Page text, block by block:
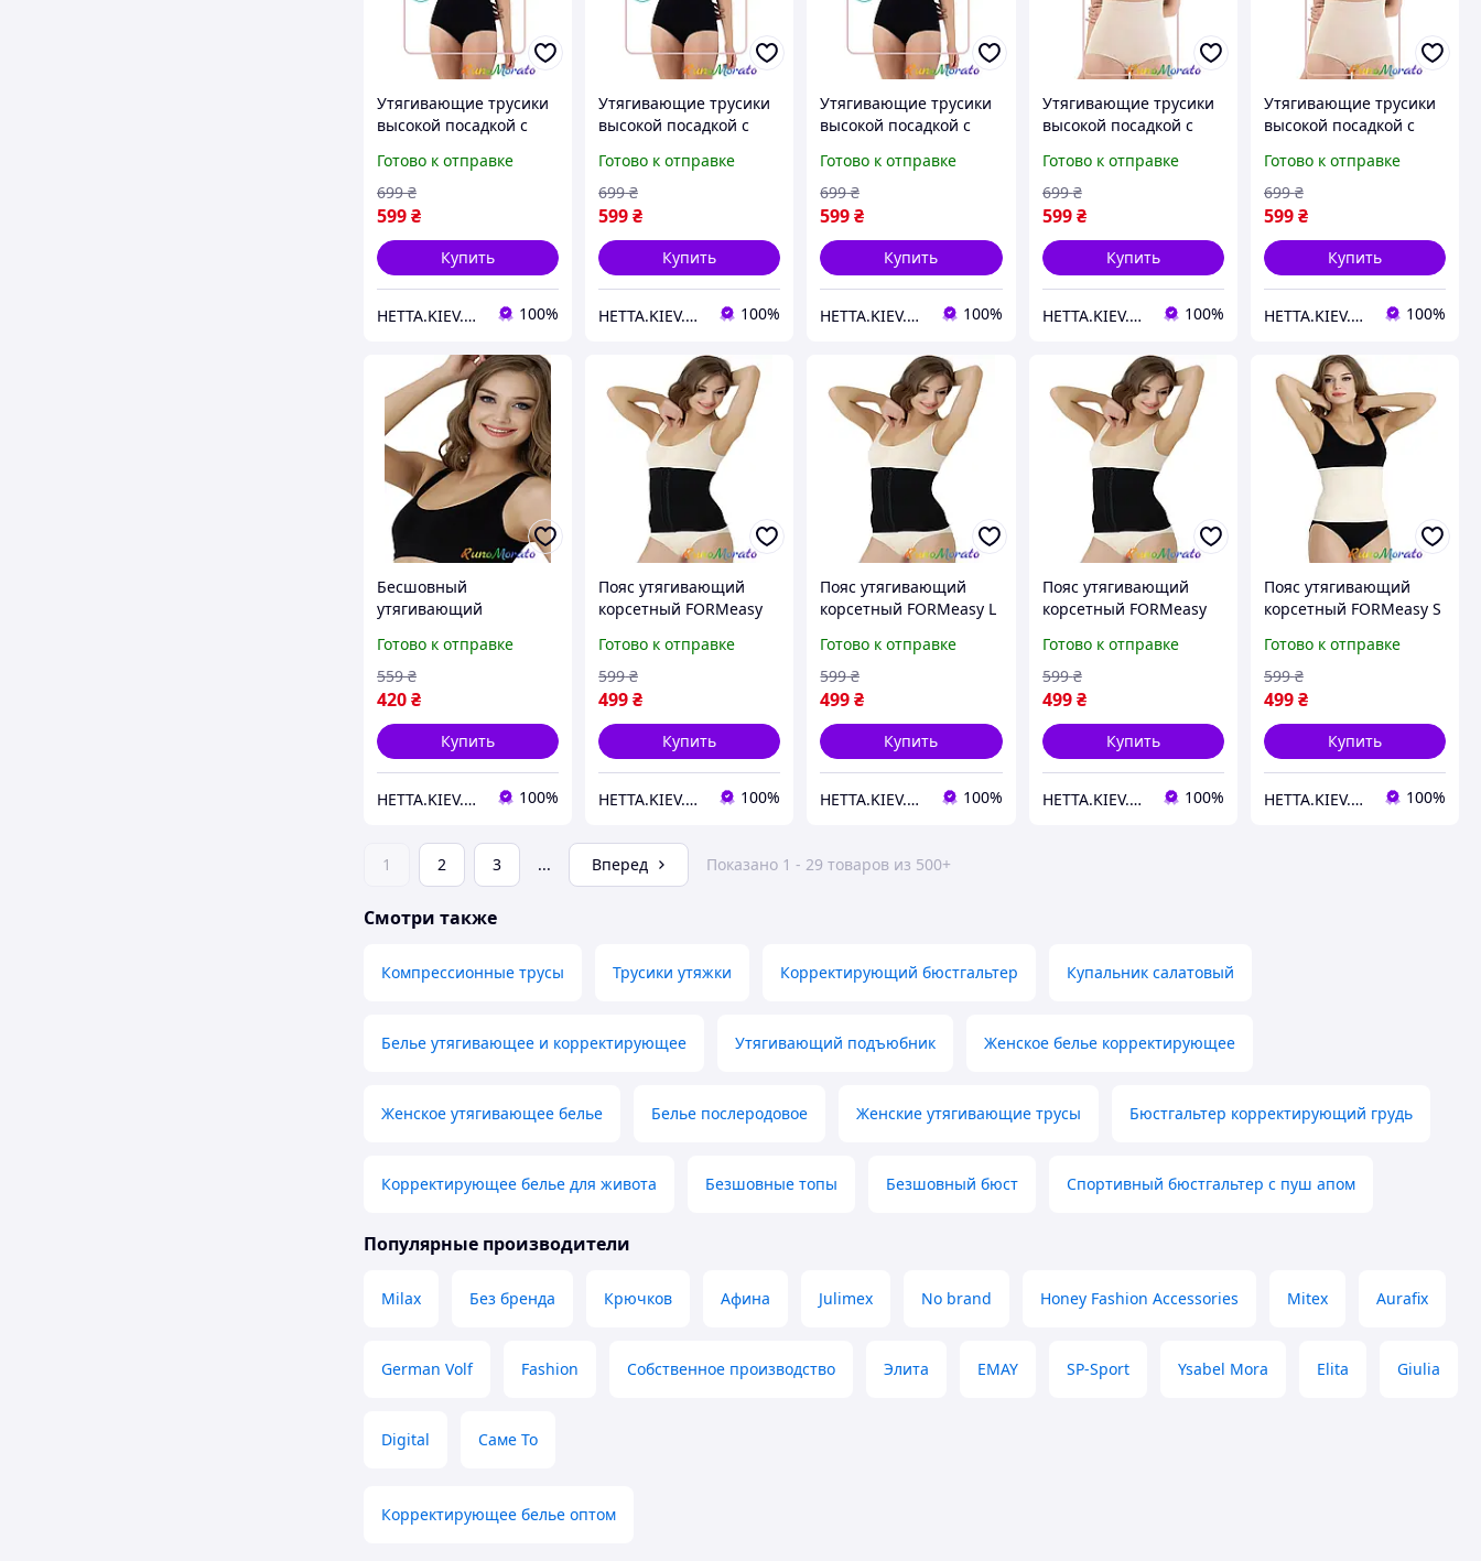
Утягивающие трусики
высокой посадкой с
арт. 1300 Черный -
Formeasy
Готово к отправке
599₴
699 ₴
Купить
HETTA.KIEV.UA 100%
Утягивающие трусики
высокой посадкой с
арт. 1300 Черный -
Formeasy
Готово к отправке
599₴
699 ₴
Купить
HETTA.KIEV.UA 100%
Утягивающие трусики
высокой посадкой с
арт. 1300 Черный -
Formeasy
Готово к отправке
599₴
699 ₴
Купить
HETTA.KIEV.UA 100%
Утягивающие трусики
высокой посадкой с
арт. 1300 Бежевый -
Formeasy
Готово к отправке
599 ₴
699 ₴
Купить
HETTA.KIEV.UA 100%
Утягивающие трусики
высокой посадкой с
арт. 1300 Бежевый -
Formeasy
Готово к отправке
599₴
699 ₴
Купить
HETTA.KIEV.UA 100%
Бесшовный
утягивающий
широкие бретельки
Formeasy M арт. 2800
Черный - Formeasy
Готово к отправке
420₴
559 ₴
Купить
HETTA.KIEV.UA 100%
Пояс утягивающий
корсетный FORMeasy
Formeasy
Готово к отправке
499₴
599 ₴
Купить
HETTA.KIEV.UA 100%
Пояс утягивающий
корсетный FORMeasy L
Formeasy
Готово к отправке
499₴
599 ₴
Купить
HETTA.KIEV.UA 100%
Пояс утягивающий
корсетный FORMeasy
Formeasy
Готово к отправке
499 ₴
599 ₴
Купить
HETTA.KIEV.UA 100%
Пояс утягивающий
корсетный FORMeasy S
Formeasy
Готово к отправке
499₴
599 ₴
Купить
HETTA.KIEV.UA 100%
1 2 3 ... Вперед Показано 1 - 29 товаров из 500+
Смотри также
Компрессионные трусы Трусики утяжки Корректирующий бюстгальтер Купальник салатовый
Белье утягивающее и корректирующее Утягивающий подъюбник Женское белье корректирующее
Женское утягивающее белье Белье послеродовое Женские утягивающие трусы Бюстгальтер корректирующий грудь
Корректирующее белье для живота Безшовные топы Безшовный бюст Спортивный бюстгальтер с пуш апом
Популярные производители
Milax Без бренда Крючков Афина Julimex No brand Honey Fashion Accessories Mitex Aurafix
German Volf Fashion Собственное производство Элита EMAY SP-Sport Ysabel Mora Elita Giulia
Digital Саме То
Корректирующее белье оптом